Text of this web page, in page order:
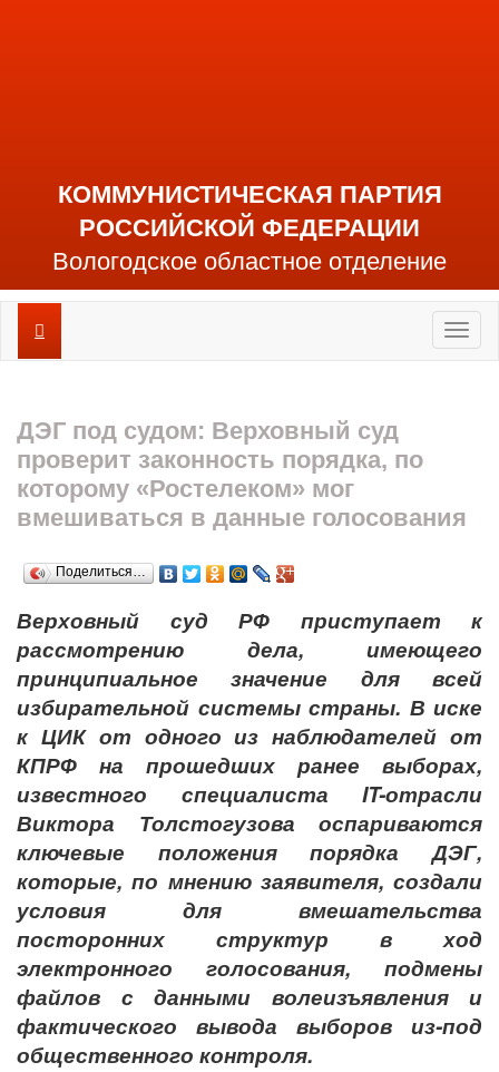
КОММУНИСТИЧЕСКАЯ ПАРТИЯ
РОССИЙСКОЙ ФЕДЕРАЦИИ
Вологодское областное отделение
ДЭГ под судом: Верховный суд
проверит законность порядка, по
которому «Ростелеком» мог
вмешиваться в данные голосования
Поделиться…
Верховный суд РФ приступает к
рассмотрению дела, имеющего
принципиальное значение для всей
избирательной системы страны. В иске
к ЦИК от одного из наблюдателей от
КПРФ на прошедших ранее выборах,
известного специалиста IT-отрасли
Виктора Толстогузова оспариваются
ключевые положения порядка ДЭГ,
которые, по мнению заявителя, создали
условия для вмешательства
посторонних структур в ход
электронного голосования, подмены
файлов с данными волеизъявления и
фактического вывода выборов из-под
общественного контроля.